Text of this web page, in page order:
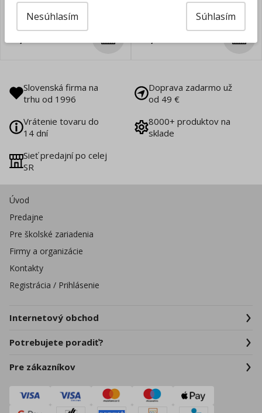
76x76 žltý 12x100 lístkov
Super Sticky OASIS, veľkosť
76x76 mm, 5 bločkov po 90
Slovenská firma na
trhu od 1996
Doprava zadarmo už
od 49 €
Vrátenie tovaru do
14 dní
8000+ produktov na
sklade
Sieť predajní po celej
SR
Úvod
Predajne
Pre školské zariadenia
Firmy a organizácie
Kontakty
Registrácia / Prihlásenie
Internetový obchod
Potrebujete poradiť?
Pre zákazníkov
Súhlasím
Nesúhlasím